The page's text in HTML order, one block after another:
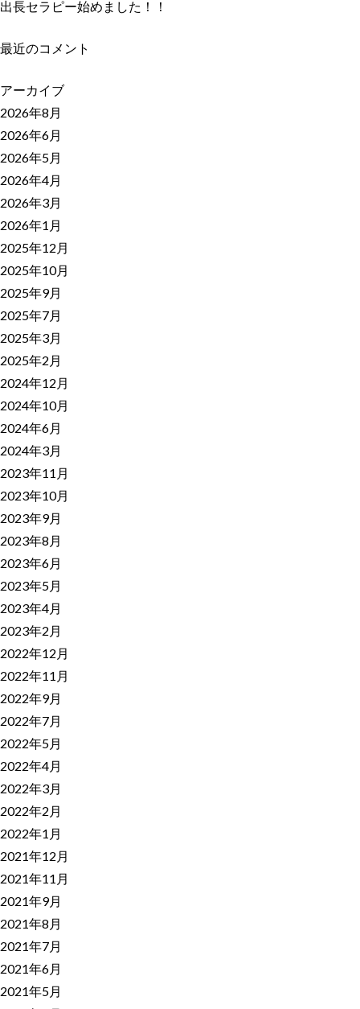
出長セラピー始めました！！
最近のコメント
アーカイブ
2026年8月
2026年6月
2026年5月
2026年4月
2026年3月
2026年1月
2025年12月
2025年10月
2025年9月
2025年7月
2025年3月
2025年2月
2024年12月
2024年10月
2024年6月
2024年3月
2023年11月
2023年10月
2023年9月
2023年8月
2023年6月
2023年5月
2023年4月
2023年2月
2022年12月
2022年11月
2022年9月
2022年7月
2022年5月
2022年4月
2022年3月
2022年2月
2022年1月
2021年12月
2021年11月
2021年9月
2021年8月
2021年7月
2021年6月
2021年5月